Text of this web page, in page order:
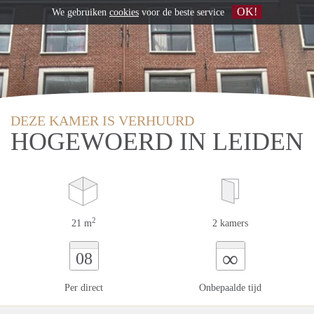
DEZE KAMER IS VERHUURD
HOGEWOERD IN LEIDEN
21 m2 2 kamers
08
Per direct
∞
Onbepaalde tijd
We gebruiken cookies voor de beste service OK!